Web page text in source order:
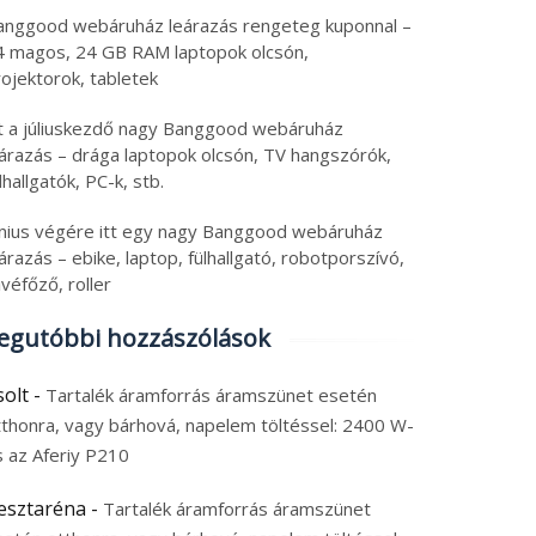
webáruház leárazás rengeteg kuponnal –
magos, 24 GB RAM laptopok olcsón,
tabletek
a júliuskezdő nagy Banggood webáruház
– drága laptopok olcsón, TV hangszórók,
PC-k, stb.
végére itt egy nagy Banggood webáruház
– ebike, laptop, fülhallgató, robotporszívó,
roller
hozzászólások
- Tartalék áramforrás áramszünet esetén
vagy bárhová, napelem töltéssel: 2400 W-
az Aferiy P210
- Tartalék áramforrás áramszünet